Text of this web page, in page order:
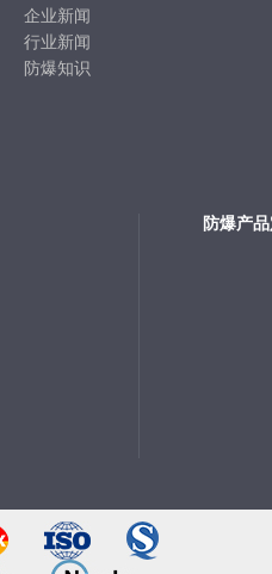
企业新闻
行业新闻
防爆知识
防爆产